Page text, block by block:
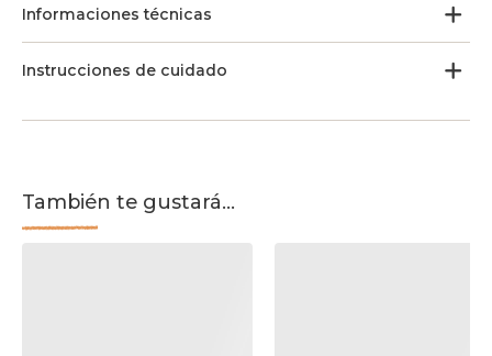
Informaciones técnicas
Instrucciones de cuidado
También te gustará...